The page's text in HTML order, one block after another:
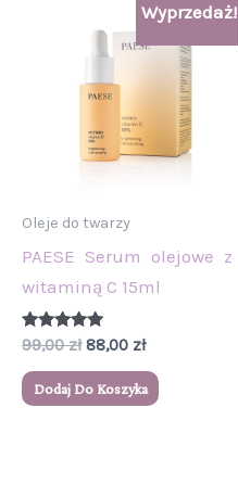
Wyprzedaż!
Oleje do twarzy
PAESE Serum olejowe z
witaminą C 15ml
Oceniono
na 5
99,00zł
wynosiła:
99,00 zł.
88,00 zł
cena
88,00 zł.
Dodaj Do Koszyka